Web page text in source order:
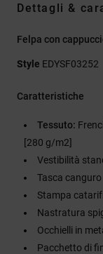
Dettagli &
Felpa con
Style EDYSF03252
Caratteristiche
Tessuto:
[280 g/m2]
Vestibilità
Tasca canguro
Stampa
Nastratura
Occhielli in
Pacchetto di